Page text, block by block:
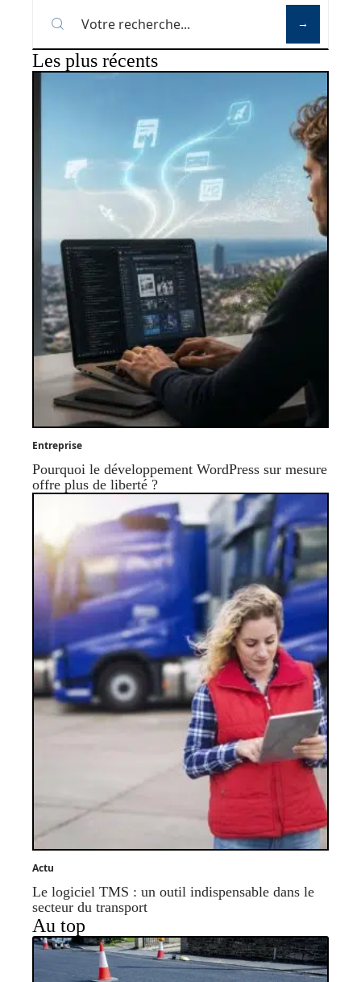
Les plus récents
Entreprise
Pourquoi le développement WordPress sur mesure
offre plus de liberté ?
Actu
Le logiciel TMS : un outil indispensable dans le
secteur du transport
Au top